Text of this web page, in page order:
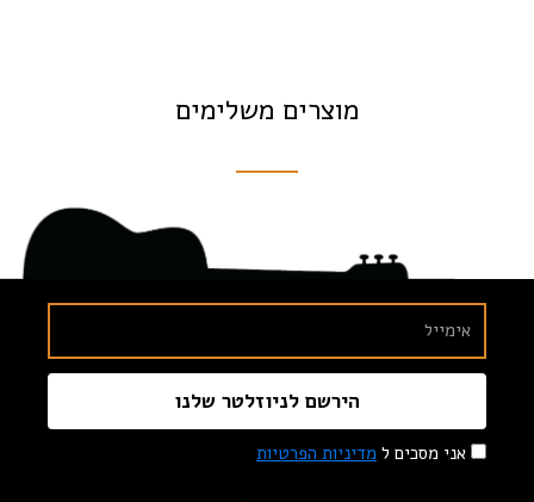
מוצרים משלימים
אני מסכים ל מדיניות הפרטיות
הירשם לניוזלטר שלנו